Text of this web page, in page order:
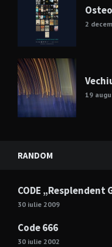
2
19
RANDOM
CODE „Resplendent
30 iulie 2009
Code 666
30 iulie 2002